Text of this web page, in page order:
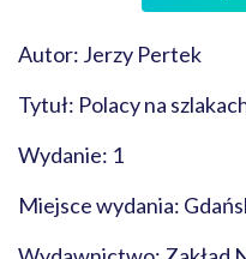
Autor: Jerzy Pertek
Tytuł: Polacy na
Wydanie: 1
Miejsce wydania: